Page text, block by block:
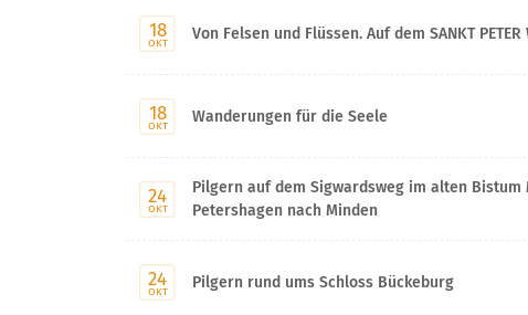
18
OKT
Von Felsen und Flüssen. Auf dem SANKT PETER
18
OKT
Wanderungen für die Seele
24
OKT
Pilgern auf dem Sigwardsweg im alten Bistum
Petershagen nach Minden
24
OKT
Pilgern rund ums Schloss Bückeburg